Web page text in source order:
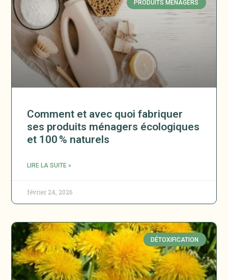
PRODUITS MÉNAGERS
Comment et avec quoi fabriquer
ses produits ménagers écologiques
et 100 % naturels
LIRE LA SUITE »
février 24, 2026
DÉTOXIFICATION